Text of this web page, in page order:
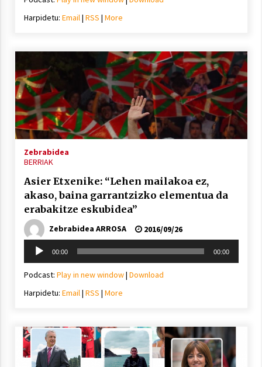
Harpidetu: Email| RSS | More
Zebrabidea
BERRIAK
Asier Etxenike: “Lehen mailakoa ez,
akaso, baina garrantzizko elementua da
erabakitze eskubidea”
Zebrabidea ARROSA
2016/09/26
Soinu
erreproduzigailua
00:00 00:00
Podcast: Play in new window| Download
Harpidetu: Email| RSS | More